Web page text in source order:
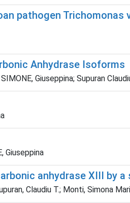
pathogen Trichomonas
Anhydrase Isoforms
Giuseppina; Supuran
Giuseppina
anhydrase XIII by
Claudiu T.; Monti, Simona